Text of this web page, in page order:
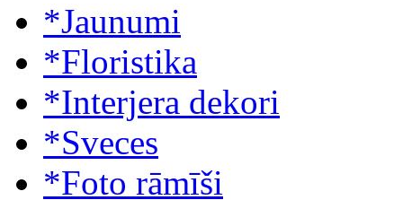
*Jaunumi
*Floristika
*Interjera dekori
*Sveces
*Foto rāmīši